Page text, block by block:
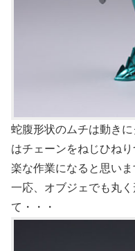
蛇腹形状のムチは動き
はチェーンをねじひね
楽な作業になると思いま
一応、オブジェでも丸
て・・・